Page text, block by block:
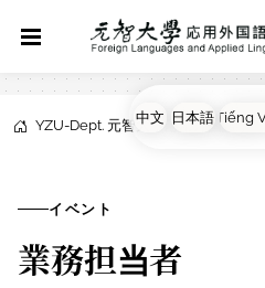
YZU-Dept. 元智大学応用外国語学科
イベント
業務担当者